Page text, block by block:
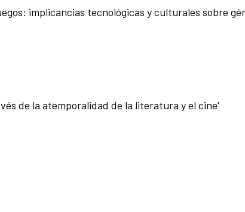
implicancias tecnológicas y culturales sobre
de la atemporalidad de la literatura y el cine'